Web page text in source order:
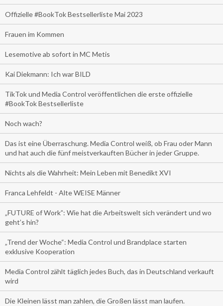
Offizielle #BookTok Bestsellerliste Mai 2023
Frauen im Kommen
Lesemotive ab sofort in MC Metis
Kai Diekmann: Ich war BILD
TikTok und Media Control veröffentlichen die erste offizielle
#BookTok Bestsellerliste
Noch wach?
Das ist eine Überraschung. Media Control weiß, ob Frau oder Mann
und hat auch die fünf meistverkauften Bücher in jeder Gruppe.
Nichts als die Wahrheit: Mein Leben mit Benedikt XVI
Franca Lehfeldt - Alte WEISE Männer
„FUTURE of Work”: Wie hat die Arbeitswelt sich verändert und wo
geht’s hin?
„Trend der Woche“: Media Control und Brandplace starten
exklusive Kooperation
Media Control zählt täglich jedes Buch, das in Deutschland verkauft
wird
Die Kleinen lässt man zahlen, die Großen lässt man laufen.